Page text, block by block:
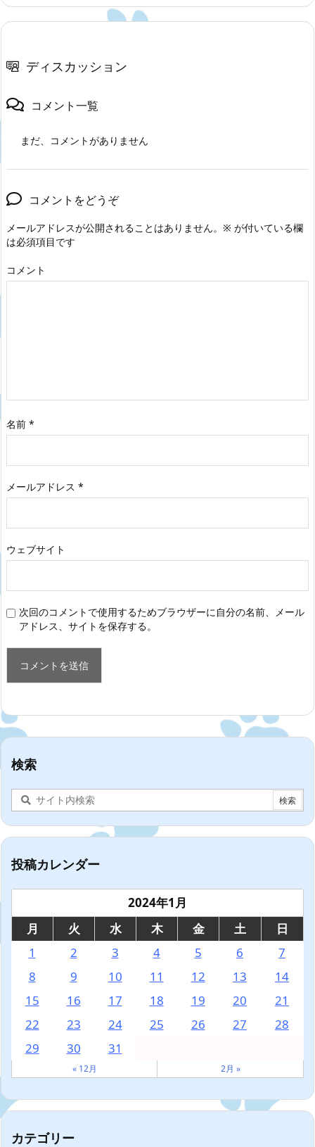
ディスカッション
コメント一覧
まだ、コメントがありません
コメントをどうぞ
メールアドレスが公開されることはありません。 ※ が付いている欄
は必須項目です
コメント
名前 *
メールアドレス *
ウェブサイト
次回のコメントで使用するためブラウザーに自分の名前、メール
アドレス、サイトを保存する。
検索
投稿カレンダー
2024年1月
月
火 水 木 金 土
日
1
2 3 4 5 6
7
8
9 10 11 12 13
14
15
16 17 18 19 20
21
22
23 24 25 26 27
28
29
30 31
« 12月 2月 »
カテゴリー